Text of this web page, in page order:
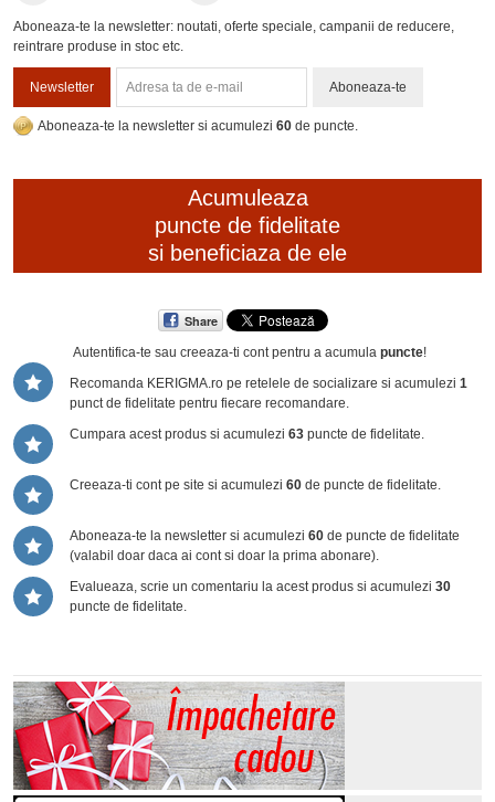
Aboneaza-te la newsletter: noutati, oferte speciale, campanii de reducere,
reintrare produse in stoc etc.
Newsletter Aboneaza-te
Aboneaza-te la newsletter si acumulezi 60 de puncte.
Acumuleaza
puncte de fidelitate
si beneficiaza de ele
Share
Autentifica-te sau creeaza-ti contpentru a acumula puncte!
Recomanda KERIGMA.ro pe retelele de socializare si acumulezi 1
punct de fidelitate pentru fiecare recomandare.
Cumpara acest produs si acumulezi 63 puncte de fidelitate.
Creeaza-ti cont pe site si acumulezi 60 de puncte de fidelitate.
Aboneaza-te la newsletter si acumulezi 60 de puncte de fidelitate
(valabil doar daca ai cont si doar la prima abonare).
Evalueaza, scrie un comentariu la acest produs si acumulezi 30
puncte de fidelitate.